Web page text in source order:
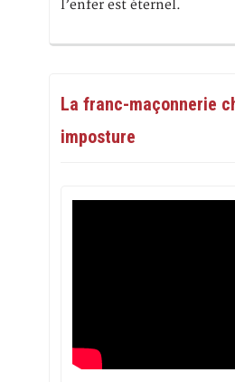
l’enfer est éternel.
La franc-maçonnerie
imposture